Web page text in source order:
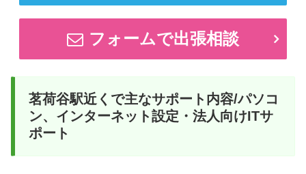
フォームで出張相談
茗荷谷駅近くで主なサポート内容/パソコ
ン、インターネット設定・法人向けITサ
ポート